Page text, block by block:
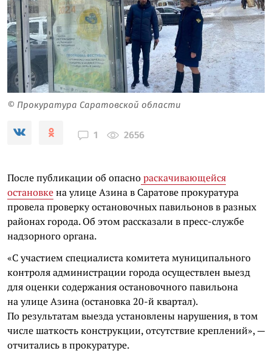
© Прокуратура Саратовской области
1 2656
После публикации об опаснораскачивающейся
остановкена улице Азина в Саратове прокуратура
провела проверку остановочных павильонов в разных
районах города. Об этом рассказали в пресс-службе
надзорного органа.
«С участием специалиста комитета муниципального
контроля администрации города осуществлен выезд
для оценки содержания остановочного павильона
на улице Азина (остановка 20-й квартал).
По результатам выезда установлены нарушения, в том
числе шаткость конструкции, отсутствие креплений», —
отчитались в прокуратуре.